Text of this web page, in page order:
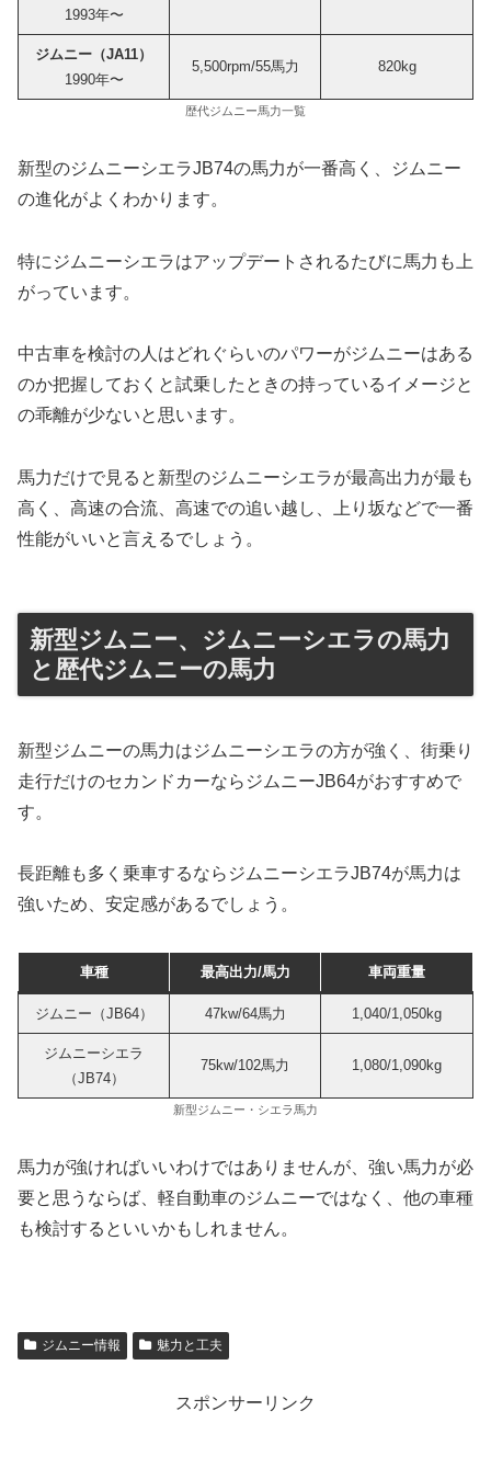
1993年〜
ジムニー（JA11）
1990年〜
5,500rpm/55馬力 820kg
歴代ジムニー馬力一覧
新型のジムニーシエラJB74の馬力が一番高く、ジムニー
の進化がよくわかります。
特にジムニーシエラはアップデートされるたびに馬力も上
がっています。
中古車を検討の人はどれぐらいのパワーがジムニーはある
のか把握しておくと試乗したときの持っているイメージと
の乖離が少ないと思います。
馬力だけで見ると新型のジムニーシエラが最高出力が最も
高く、高速の合流、高速での追い越し、上り坂などで一番
性能がいいと言えるでしょう。
新型ジムニー、ジムニーシエラの馬力
と歴代ジムニーの馬力
新型ジムニーの馬力はジムニーシエラの方が強く、街乗り
走行だけのセカンドカーならジムニーJB64がおすすめで
す。
長距離も多く乗車するならジムニーシエラJB74が馬力は
強いため、安定感があるでしょう。
車種 最高出力/馬力 車両重量
ジムニー（JB64） 47kw/64馬力 1,040/1,050kg
ジムニーシエラ
（JB74）
75kw/102馬力 1,080/1,090kg
新型ジムニー・シエラ馬力
馬力が強ければいいわけではありませんが、強い馬力が必
要と思うならば、軽自動車のジムニーではなく、他の車種
も検討するといいかもしれません。
ジムニー情報 魅力と工夫
スポンサーリンク